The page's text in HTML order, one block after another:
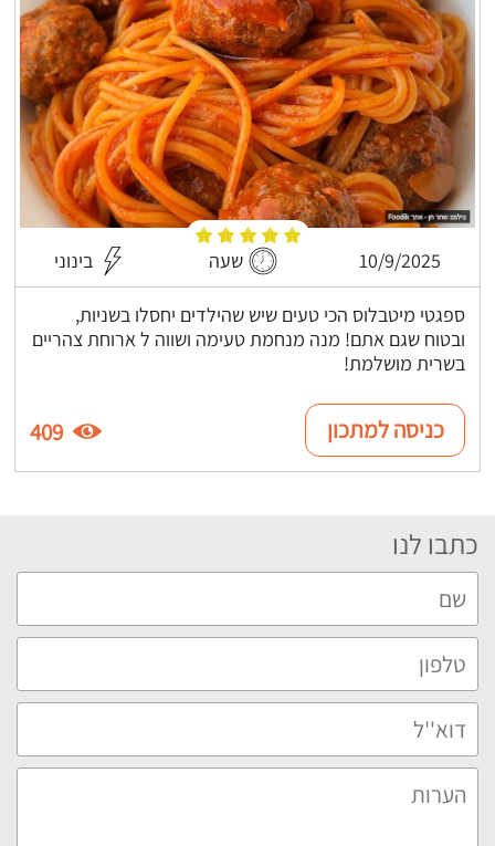
10/9/2025 שעה בינוני
ספגטי מיטבלוס הכי טעים שיש שהילדים יחסלו בשניות,
ובטוח שגם אתם! מנה מנחמת טעימה ושווה ל ארוחת צהריים
בשרית מושלמת!
כניסה למתכון 409
כתבו לנו